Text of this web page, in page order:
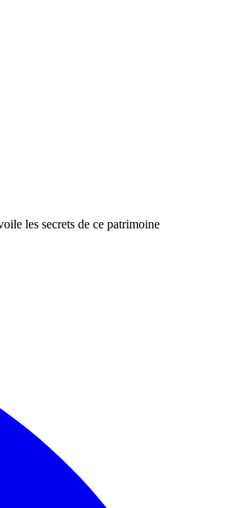
les secrets de ce patrimoine